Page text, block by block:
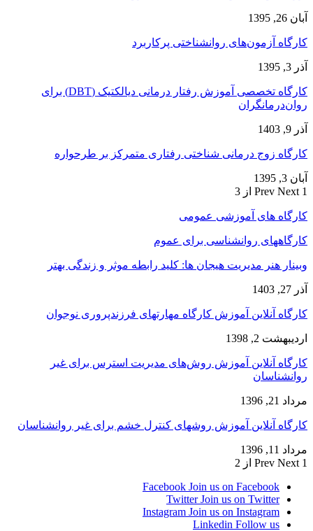
آبان 26, 1395
کارگاه آزمون‌های روانشناختی پرکاربرد
آذر 3, 1395
کارگاه تخصصی آموزش رفتار درمانی دیالکتیک (DBT) برای
روان‌درمانگران
آذر 9, 1403
کارگاه زوج‌ درمانی شناختی رفتاری متمرکز بر طرحواره
آبان 3, 1395
Prev Next 1 از 3
کارگاه های آموزشی عمومی
کارگاههای روانشناسی برای عموم
وبینار هنر مدیریت هیجان ها: کلید رابطه موثر و زندگی بهتر
آذر 27, 1403
کارگاه آنلاین آموزش کارگاه مهارتهای فرزندپروری نوجوان
اردیبهشت 2, 1398
کارگاه آنلاین آموزش روش‌های مدیریت استرس برای غیر
روانشناسان
مرداد 21, 1396
کارگاه آنلاین آموزش روشهای کنترل خشم برای غیر روانشناسان
مرداد 11, 1396
Prev Next 1 از 2
Facebook Join us on Facebook
Twitter Join us on Twitter
Instagram Join us on Instagram
Linkedin Follow us